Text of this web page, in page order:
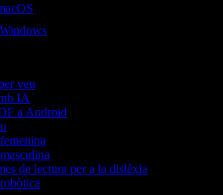
veu
IA
a Android
de lectura per a la dislèxia